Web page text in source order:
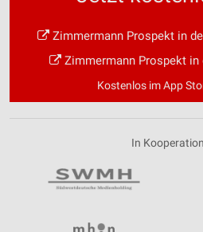
Zimmermann Prospekt in
Zimmermann Prospekt in
Kostenlos im App
In